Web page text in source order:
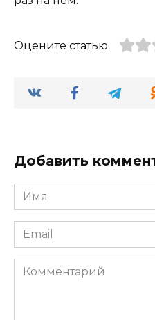
Оцените статью
Добавить
Имя
*
Email
*
Комментарий